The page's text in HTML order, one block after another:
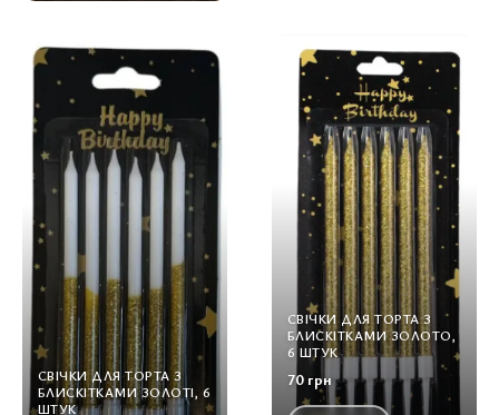
СВІЧКИ ДЛЯ ТОРТА З
БЛИСКІТКАМИ ЗОЛОТІ, 6
ШТУК
СВІЧКИ ДЛЯ ТОРТА З
БЛИСКІТКАМИ ЗОЛОТО,
6 ШТУК
70 грн